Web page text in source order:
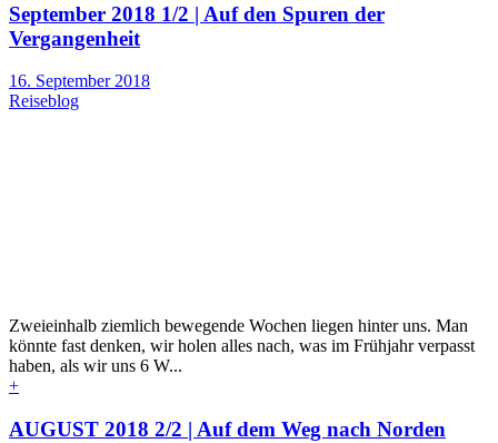
September 2018 1/2 | Auf den Spuren der
Vergangenheit
16. September 2018
Reiseblog
Zweieinhalb ziemlich bewegende Wochen liegen hinter uns. Man
könnte fast denken, wir holen alles nach, was im Frühjahr verpasst
haben, als wir uns 6 W...
+
AUGUST 2018 2/2 | Auf dem Weg nach Norden